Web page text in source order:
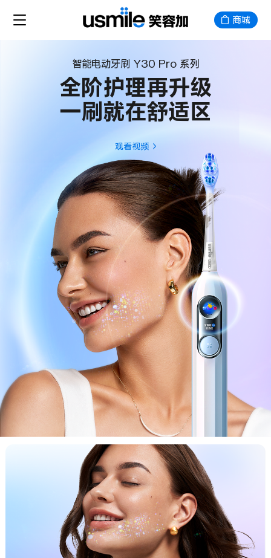
商城
智能电动牙刷 Y30 Pro 系列
全阶护理再升级
一刷就在舒适区
观看视频